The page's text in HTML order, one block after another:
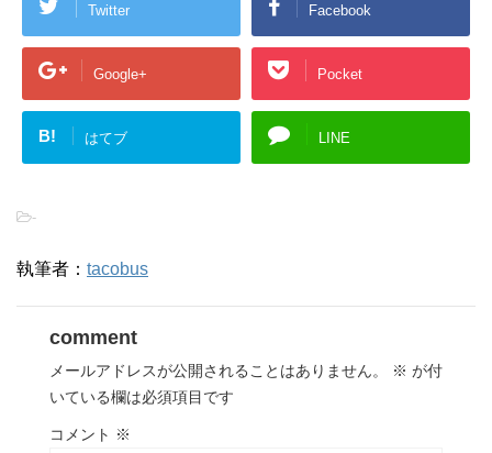
Twitter Facebook
Google+ Pocket
B! はてブ LINE
-
執筆者： tacobus
comment
メールアドレスが公開されることはありません。 ※ が付
いている欄は必須項目です
コメント ※